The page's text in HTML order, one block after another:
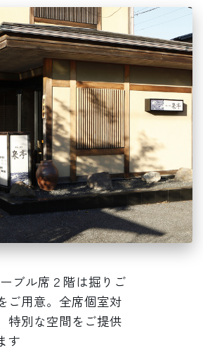
ブル席２階は掘りご
ご用意。全席個室対
特別な空間をご提供
す